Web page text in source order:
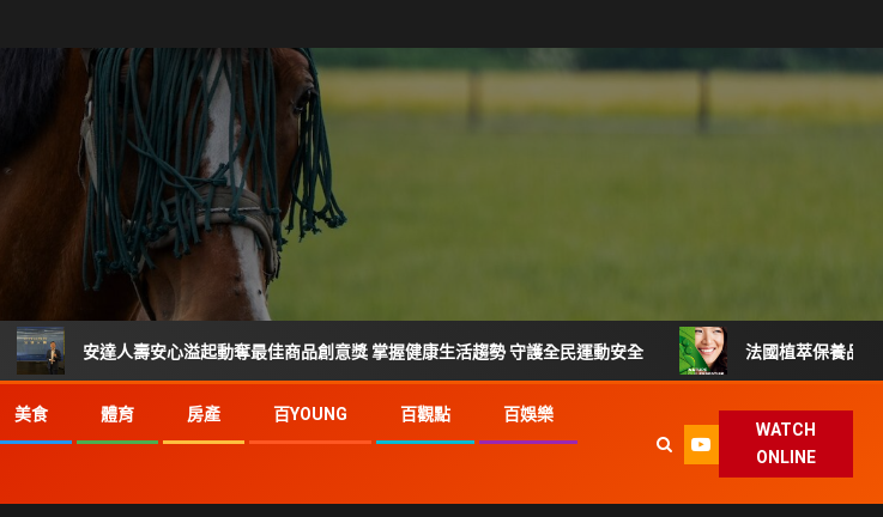
安達人壽安心溢起動奪最佳商品創意獎 掌握健康生活趨勢 守護全民運動安全 法國植萃保養品牌登台
美食 體育 房產 百YOUNG 百觀點 百娛樂
WATCH
ONLINE